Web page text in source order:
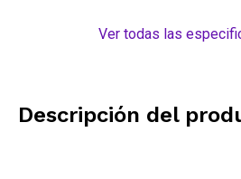
Ver todas las
Descripción del